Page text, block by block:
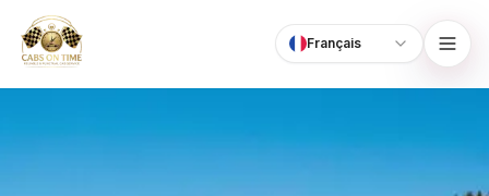
CabsOnTime Language
Français